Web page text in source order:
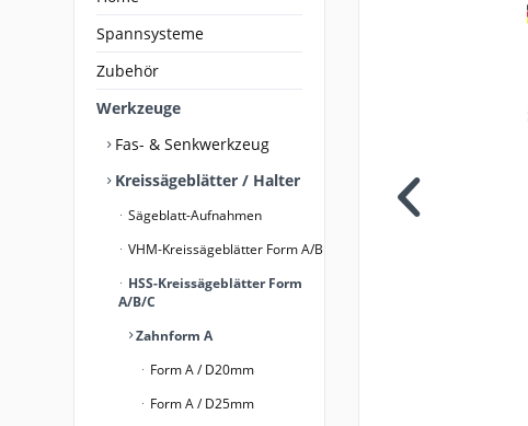
Spannsysteme
Zubehör
Werkzeuge
Fas- & Senkwerkzeug
Kreissägeblätter / Halter
Sägeblatt-Aufnahmen
VHM-Kreissägeblätter Form A/B
HSS-Kreissägeblätter Form
A/B/C
Zahnform A
Form A / D20mm
Form A / D25mm